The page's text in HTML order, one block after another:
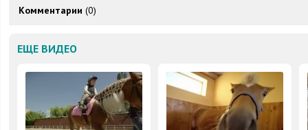
Комментарии (0)
ЕЩЕ ВИДЕО